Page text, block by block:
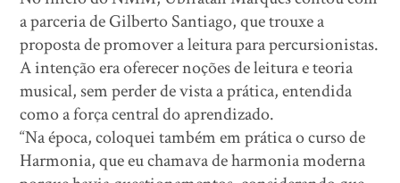
a parceria de Gilberto Santiago, que trouxe a
proposta de promover a leitura para percursionistas.
A intenção era oferecer noções de leitura e teoria
musical, sem perder de vista a prática, entendida
como a força central do aprendizado.
“Na época, coloquei também em prática o curso de
Harmonia, que eu chamava de harmonia moderna